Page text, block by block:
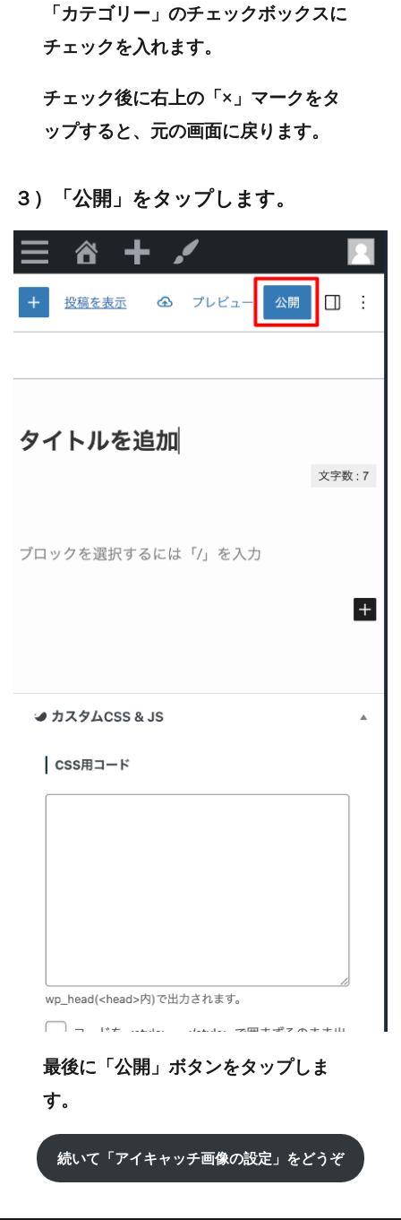
「カテゴリー」のチェックボックスに
チェックを入れます。
チェック後に右上の「×」マークをタ
ップすると、元の画面に戻ります。
３）「公開」をタップします。
最後に「公開」ボタンをタップしま
す。
続いて「アイキャッチ画像の設定」をどうぞ